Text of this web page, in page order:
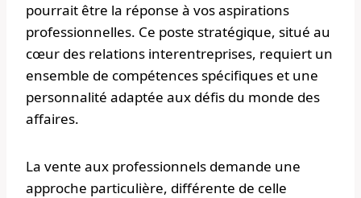
pourrait être la réponse à vos aspirations
professionnelles. Ce poste stratégique, situé au
cœur des relations interentreprises, requiert un
ensemble de compétences spécifiques et une
personnalité adaptée aux défis du monde des
affaires.
La vente aux professionnels demande une
approche particulière, différente de celle